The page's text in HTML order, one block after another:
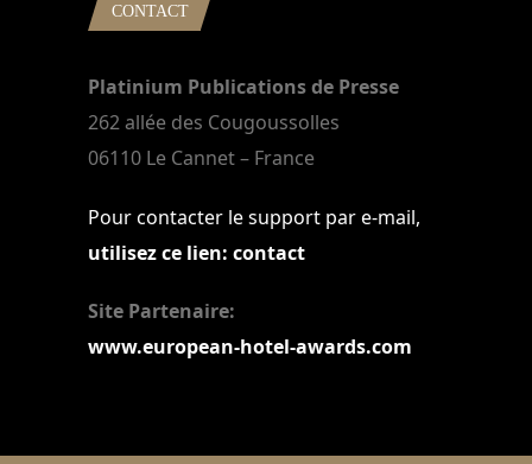
CONTACT
Platinium Publications de Presse
262 allée des Cougoussolles
06110 Le Cannet – France
Pour contacter le support par e-mail,
utilisez ce lien: contact
Site Partenaire:
www.european-hotel-awards.com